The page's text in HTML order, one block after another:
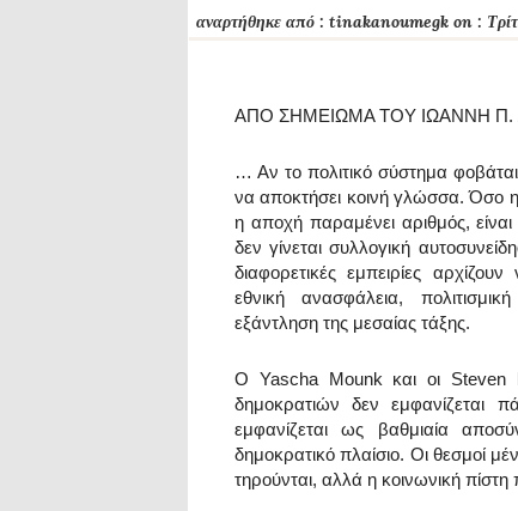
αναρτήθηκε από : tinakanoumegk on :
ΑΠΟ ΣΗΜΕΙΩΜΑ ΤΟΥ ΙΩΑΝΝΗ Π.
… Αν το πολιτικό σύστημα
να αποκτήσει κοινή γλώσσα. Όσο η
η αποχή παραμένει αριθμός,
δεν γίνεται συλλογική
διαφορετικές εμπειρίες
εθνική ανασφάλεια,
εξάντληση της μεσαίας τάξης.
Ο Yascha Mounk και οι Steven
δημοκρατιών δεν εμφανίζεται
εμφανίζεται ως βαθμιαία
δημοκρατικό πλαίσιο. Οι θεσμοί
τηρούνται, αλλά η κοινωνική πίστη